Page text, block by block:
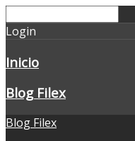
Login
Inicio
Blog Filex
Blog Filex